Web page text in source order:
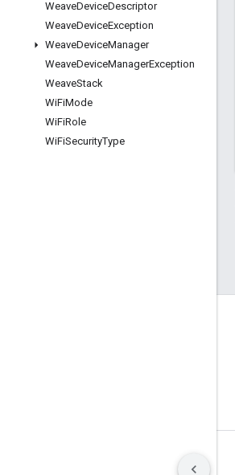
WeaveDeviceDescriptor
WeaveDeviceException
WeaveDeviceManager
WeaveDeviceManagerException
WeaveStack
WiFiMode
WiFiRole
WiFiSecurityType